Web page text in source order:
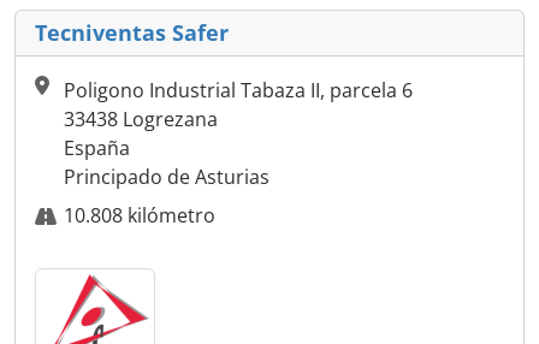
Tecniventas Safer
Poligono Industrial Tabaza II, parcela 6
33438 Logrezana
España
Principado de Asturias
10.808 kilómetro